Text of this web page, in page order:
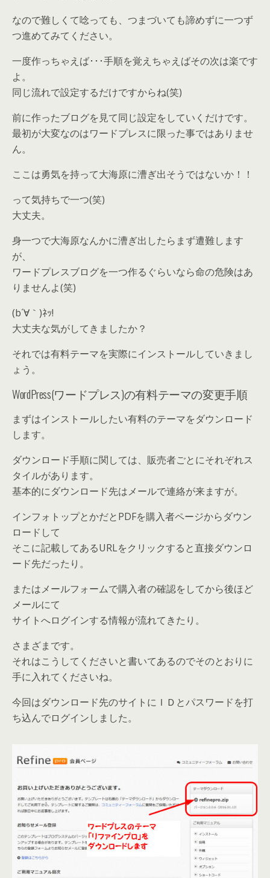
なので難しくて唸っても、つまづいても諦めずに一つず
つ進めてみてください。
一度作っちゃえば･･･手順を覚えちゃえばその次は楽です
よ。
同じ流れで設定するだけですからね(笑)
前に作ったブログを見て同じ設定をしていくだけです。
最初が大変なのはワードプレスに限った事ではありませ
ん。
ここは勇気を持って大海原に漕ぎ出そうではないか！！
って気持ちで一つ(笑)
大丈夫。
身一つで大海原なんかに漕ぎ出したらまず遭難します
が、
ワードプレスブログを一つ作るぐらいなら命の危険はあ
りませんよ(笑)
(b´∀｀)ﾈｯ!
大丈夫な気がしてきましたか？
それでは有料テーマを実際にインストールしていきまし
ょう。
WordPress(ワードプレス)の有料テーマの変更手順
まずはインストールしたい有料のテーマをダウンロード
します。
ダウンロード手順に関しては、販売者ごとにそれぞれス
タイルがあります。
基本的にダウンロード先はメールで連絡が来ますが。
インフォトップとかだとPDFを購入者ページからダウン
ロードして
そこに記載してあるURLをクリックすると直接ダウンロ
ード先だったり。
またはメールフォームで購入者の確認をしてから後ほど
メールにて
サイトへログインする情報が流れてきたり。
さまざまです。
それはこうしてくださいと書いてあるのでそのとおりに
手に入れてくださいね。
今回はダウンロード先のサイトにＩＤとパスワードを打
ち込んでログインしました。